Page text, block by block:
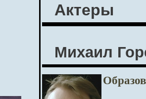
Актеры
Михаил